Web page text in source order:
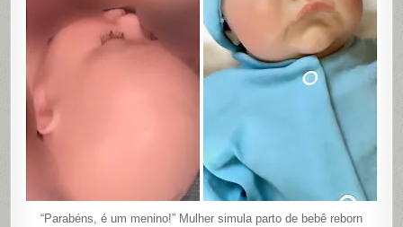
“Parabéns, é um menino!” Mulher simula parto de bebê reborn